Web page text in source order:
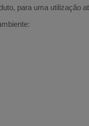
para uma utilização